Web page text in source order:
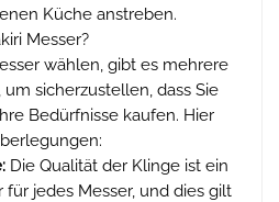
Küche anstreben.
Messer?
wählen, gibt es mehrere
sicherzustellen, dass Sie
Bedürfnisse kaufen. Hier
Die Qualität der Klinge ist ein
jedes Messer, und dies gilt